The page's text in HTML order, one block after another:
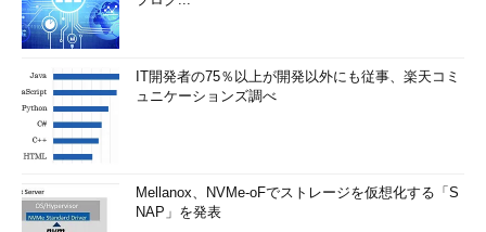
IT開発者の75％以上が開発以外にも従事、楽天コミ
ュニケーションズ調べ
Mellanox、NVMe-oFでストレージを仮想化する「S
NAP」を発表